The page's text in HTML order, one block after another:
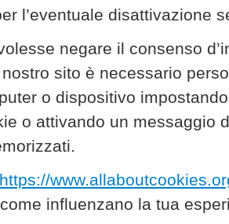
l’eventuale disattivazione
negare il consenso
sito è necessario
o dispositivo
o attivando un messaggio
https://
influenzano la tua